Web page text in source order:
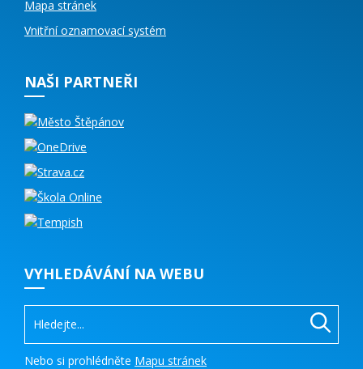
Mapa stránek
Vnitřní oznamovací systém
NAŠI PARTNEŘI
VYHLEDÁVÁNÍ NA WEBU
Nebo si prohlédněte Mapu stránek